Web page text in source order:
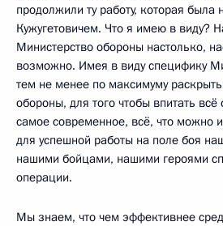
продолжили ту работу, которая была
Кужугетовичем. Что я имею в виду?
Министерство обороны настолько,
возможно. Имея в виду специфику
тем не менее по максимуму
обороны, для того чтобы впитать
самое современное, всё, что можно
для успешной работы на поле боя
нашими бойцами, нашими героями
операции.
Мы знаем, что чем эффективнее